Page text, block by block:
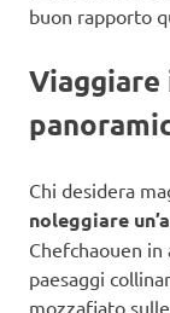
buon rapporto
Chi desidera
noleggiare
Chefchaouen
paesaggi
mozzafiato